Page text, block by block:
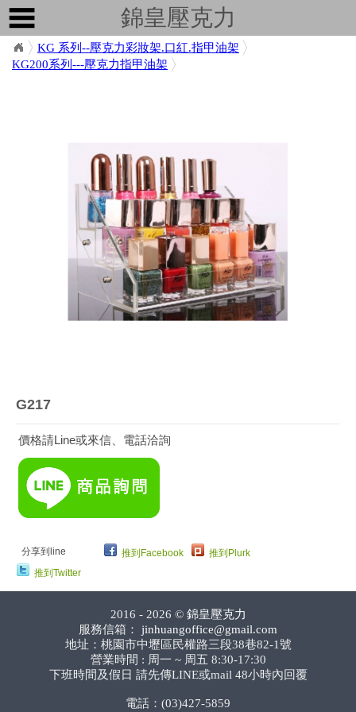
錦皇壓克力
KG 系列--壓克力彩妝架.口紅.指甲油架
KG200系列---壓克力指甲油架
G217
價格請Line或來信、電話洽詢
分享到line 推到Facebook
推到Plurk
推到Twitter
2016 - 2026 © 錦皇壓克力
服務信箱：
jinhuangoffice@gmail.com
地址：桃園市中壢區民權路三段38巷82-1號
營業時間 : 周一 ~ 周五 8:30-17:30
下班時間及假日 請先傳LINE或mail 48小時內回覆
電話：(03)427-5859